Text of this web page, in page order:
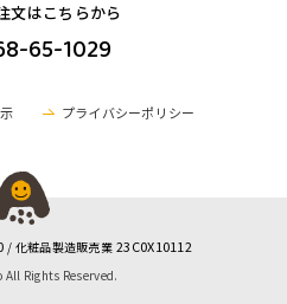
文はこちらから
65-1029
プライバシーポリシー
/ 化粧品製造販売業 23C0X10112
Rights Reserved.